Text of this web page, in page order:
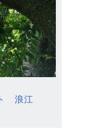
浪江